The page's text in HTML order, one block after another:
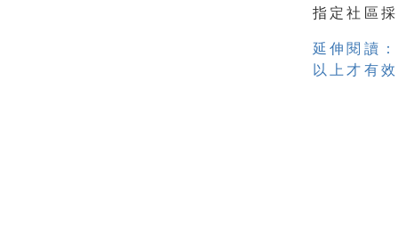
指定社區
延伸閱讀
以上才有